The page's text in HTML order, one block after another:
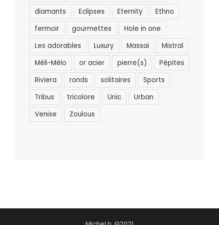
diamants
Eclipses Eternity
Ethno
fermoir
gourmettes
Hole in one
Les adorables
Luxury Massaï
Mistral
Méli-Mélo
or acier pierre(s)
Pépites
Riviera
ronds solitaires
Sports
Tribus
tricolore Unic
Urban
Venise
Zoulous